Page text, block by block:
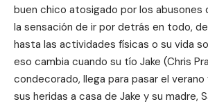
buen chico atosigado por los abusones
la sensación de ir por detrás en todo,
hasta las actividades físicas o su vida
eso cambia cuando su tío Jake (Chris
condecorado, llega para pasar el
sus heridas a casa de Jake y su madre,